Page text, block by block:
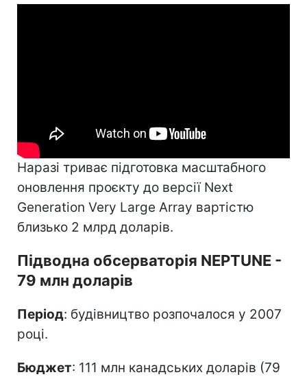
Наразі триває підготовка масштабного
оновлення проєкту до версії Next
Generation Very Large Array вартістю
близько 2 млрд доларів.
Підводна обсерваторія NEPTUNE -
79 млн доларів
Період: будівництво розпочалося у 2007
році.
Бюджет: 111 млн канадських доларів (79